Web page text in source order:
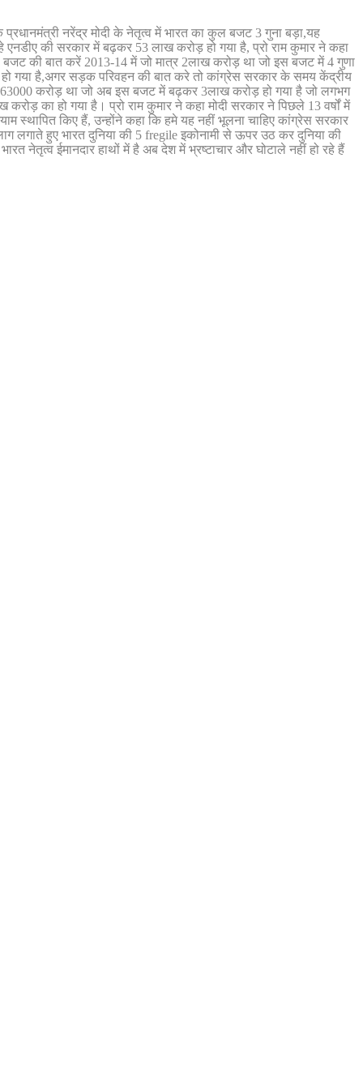
नरेंद्र मोदी के नेतृत्व में भारत का कुल बजट 3 गुना बड़ा,यह
की सरकार में बढ़कर 53 लाख करोड़ हो गया है, प्रो राम कुमार ने कहा
बजट की बात करें 2013-14 में जो मात्र 2लाख करोड़ था जो इस बजट में 4 गुणा
गया है,अगर सड़क परिवहन की बात करे तो कांग्रेस सरकार के समय केंद्रीय
करोड़ था जो अब इस बजट में बढ़कर 3लाख करोड़ हो गया है जो लगभग
का हो गया है। प्रो राम कुमार ने कहा मोदी सरकार ने पिछले 13 वर्षों में
किए हैं, उन्होंने कहा कि हमे यह नहीं भूलना चाहिए कांग्रेस सरकार
लगाते हुए भारत दुनिया की 5 fregile इकोनामी से ऊपर उठ कर दुनिया की
नेतृत्व ईमानदार हाथों में है अब देश में भ्रष्टाचार और घोटाले नहीं हो रहे हैं